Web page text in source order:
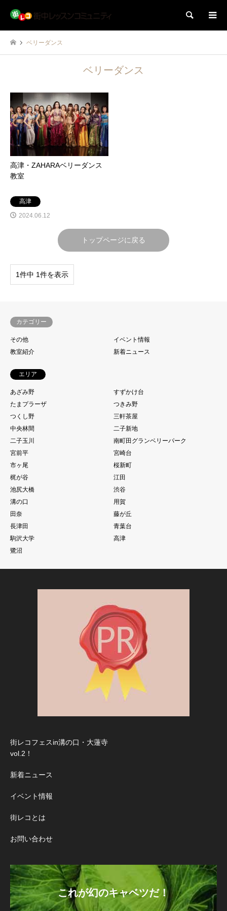
検索
ベリーダンス
ベリーダンス
高津・ZAHARAベリーダンス
教室
高津
2024.06.12
トップページに戻る
1件中 1件を表示
カテゴリー
その他
イベント情報
教室紹介
新着ニュース
エリア
あざみ野
すずかけ台
たまプラーザ
つきみ野
つくし野
三軒茶屋
中央林間
二子新地
二子玉川
南町田グランベリーパーク
宮前平
宮崎台
市ヶ尾
桜新町
梶が谷
江田
池尻大橋
渋谷
溝の口
用賀
田奈
藤が丘
長津田
青葉台
駒沢大学
高津
鷺沼
街レコフェスin溝の口・大蓮寺
vol.2！
新着ニュース
イベント情報
街レコとは
お問い合わせ
これが幻のキャベツだ！